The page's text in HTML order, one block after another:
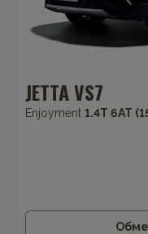
JETTA VS7
Enjoyment 1.4T 6AT